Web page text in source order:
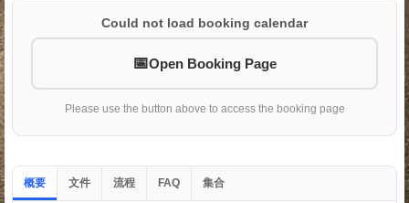
Could not load booking calendar
Open Booking Page
Please use the button above to access the booking page
概要 文件 流程 FAQ 集合